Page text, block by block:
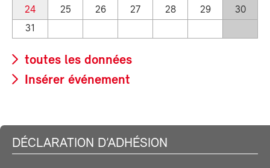
24
25 26 27 28 29
30
31
toutes les données
Insérer événement
DÉCLARATION D’ADHÉSION